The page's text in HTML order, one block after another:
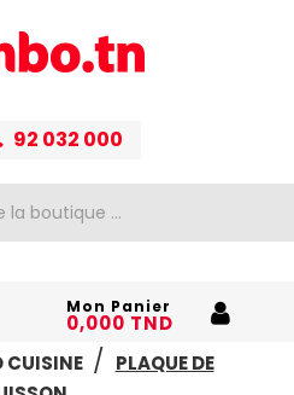
92 032 000
Mon Panier
0,000 TND
GROS ELECTRO
CUISINE
PLAQUE DE